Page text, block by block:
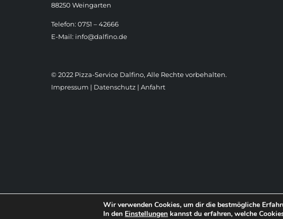
88250 Weingarten
Telefon: 0751 – 42666
E-Mail: info@dalfino.de
© 2022 Pizza-Service Dalfino, Alle Rechte vorbehalten.
Impressum | Datenschutz | Anfahrt
Wir verwenden Cookies, um dir die bestmögliche
In den Einstellungen kannst du erfahren, welche